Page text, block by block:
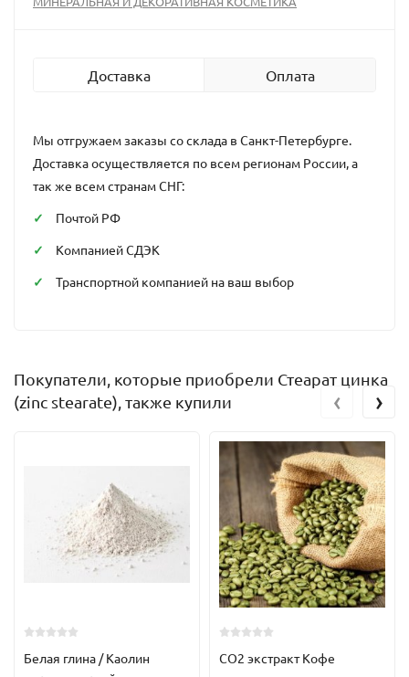
Доставка Оплата
Мы отгружаем заказы со склада в Санкт-Петербурге.
Доставка осуществляется по всем регионам России, а
так же всем странам СНГ:
Почтой РФ
Компанией СДЭК
Транспортной компанией на ваш выбор
Покупатели, которые приобрели Стеарат цинка
(zinc stearate), также купили
Белая глина / Каолин
СО2 экстракт Кофе
‹ ›